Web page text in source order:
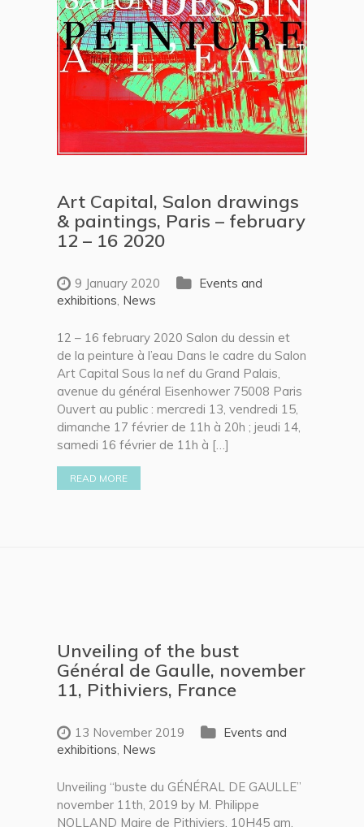
Art Capital, Salon drawings
& paintings, Paris – february
12 – 16 2020
9 January 2020
Events and
exhibitions, News
12 – 16 february 2020 Salon du dessin et
de la peinture à l’eau Dans le cadre du Salon
Art Capital Sous la nef du Grand Palais,
avenue du général Eisenhower 75008 Paris
Ouvert au public : mercredi 13, vendredi 15,
dimanche 17 février de 11h à 20h ; jeudi 14,
samedi 16 février de 11h à […]
READ MORE
Unveiling of the bust
Général de Gaulle, november
11, Pithiviers, France
13 November 2019
Events and
exhibitions, News
Unveiling “buste du GÉNÉRAL DE GAULLE”
november 11th, 2019 by M. Philippe
NOLLAND Maire de Pithiviers. 10H45 am,